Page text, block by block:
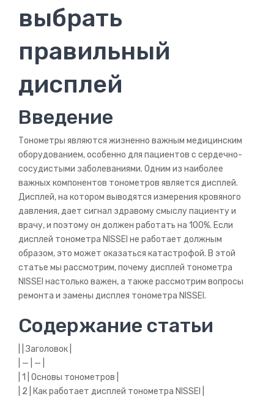
Блоки питания
Запчасти
Штуцеры
БРЕНДЫ
AND
BWELL
CS MEDICA
NISSEI
OMRON
TENSOVAL
LITTLE DOCTOR
МИКРОЛЮКС
CONTEC
PETMAP
выбрать
правильный
дисплей
Введение
Тонометры являются жизненно важным медицинским
оборудованием, особенно для пациентов с сердечно-
сосудистыми заболеваниями. Одним из наиболее
важных компонентов тонометров является дисплей.
Дисплей, на котором выводятся измерения кровяного
давления, дает сигнал здравому смыслу пациенту и
врачу, и поэтому он должен работать на 100%. Если
дисплей тонометра NISSEI не работает должным
образом, это может оказаться катастрофой. В этой
статье мы рассмотрим, почему дисплей тонометра
NISSEI настолько важен, а также рассмотрим вопросы
ремонта и замены дисплея тонометра NISSEI.
Содержание статьи
| | Заголовок |
| — | — |
| 1 | Основы тонометров |
| 2 | Как работает дисплей тонометра NISSEI |